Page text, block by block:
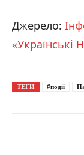
Джерело:
«Українські
ТЕГИ #події